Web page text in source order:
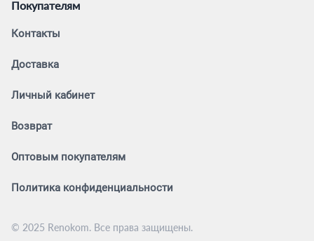
Покупателям
Контакты
Доставка
Личный кабинет
Возврат
Оптовым покупателям
Политика конфиденциальности
© 2025 Renokom. Все права защищены.